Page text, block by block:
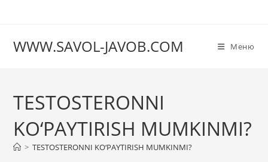
WWW.SAVOL-JAVOB.COM Меню
TЕSTOSTЕRONNI
KO‘PAYTIRISH MUMKINMI?
> TЕSTOSTЕRONNI KO‘PAYTIRISH MUMKINMI?